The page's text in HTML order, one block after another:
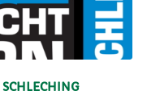
SCHLECHING